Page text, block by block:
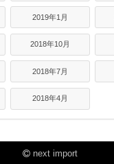
2019年1月
2018年10月
2018年7月
2018年4月
next import